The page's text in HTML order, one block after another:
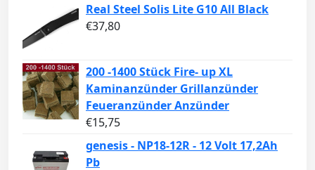
Real Steel Solis Lite G10 All Black
€37,80
200 -1400 Stück Fire- up XL
Kaminanzünder Grillanzünder
Feueranzünder Anzünder
€15,75
genesis - NP18-12R - 12 Volt 17,2Ah
Pb